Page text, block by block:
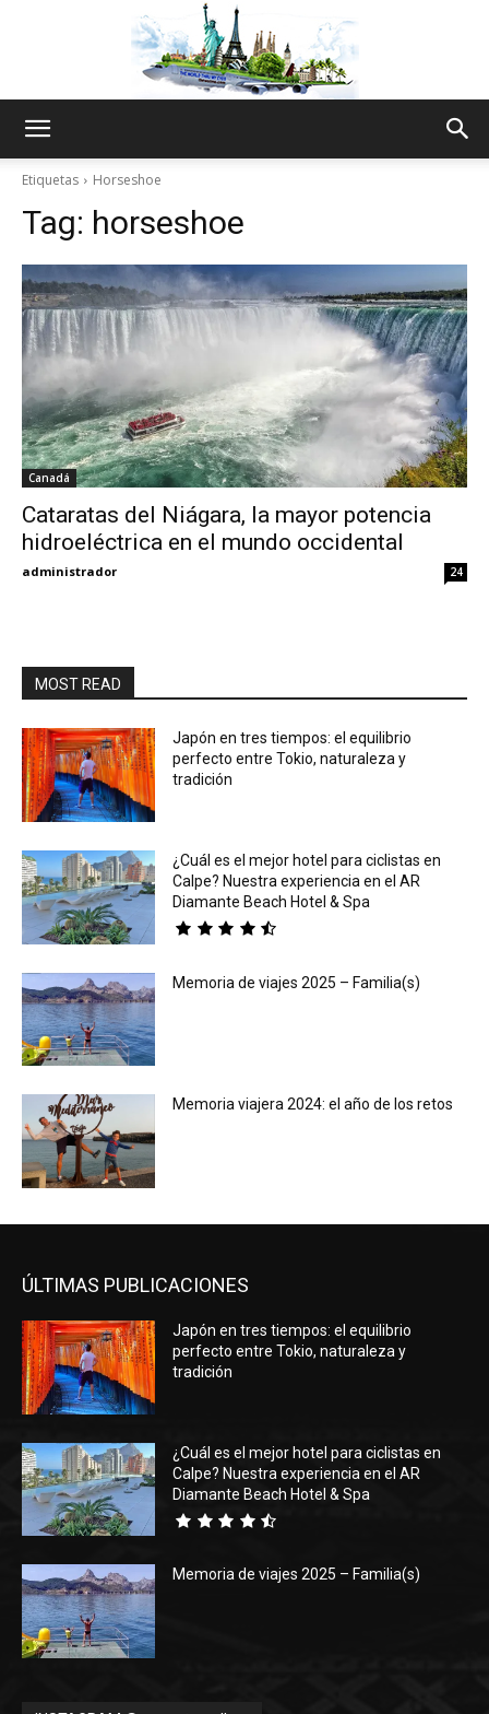
My
Eyes
Etiquetas Horseshoe
Tag: horseshoe
Canadá
Cataratas del Niágara, la mayor potencia
hidroeléctrica en el mundo occidental
administrador 24
MOST READ
Japón en tres tiempos: el equilibrio
perfecto entre Tokio, naturaleza y
tradición
¿Cuál es el mejor hotel para ciclistas en
Calpe? Nuestra experiencia en el AR
Diamante Beach Hotel & Spa
Memoria de viajes 2025 – Familia(s)
Memoria viajera 2024: el año de los retos
ÚLTIMAS PUBLICACIONES
Japón en tres tiempos: el equilibrio
perfecto entre Tokio, naturaleza y
tradición
¿Cuál es el mejor hotel para ciclistas en
Calpe? Nuestra experiencia en el AR
Diamante Beach Hotel & Spa
Memoria de viajes 2025 – Familia(s)